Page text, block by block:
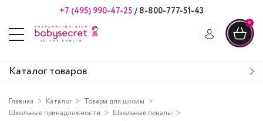
+7 (495) 990-47-25 /8-800-777-51-43
0
Каталог товаров
Главная Каталог
Товары для школы
Школьные принадлежности
Школьные пеналы